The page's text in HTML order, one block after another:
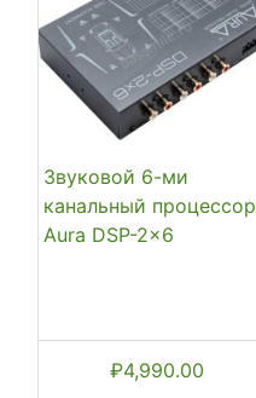
Звуковой 6-ми
канальный процессор
Aura DSP-2×6
₽4,990.00